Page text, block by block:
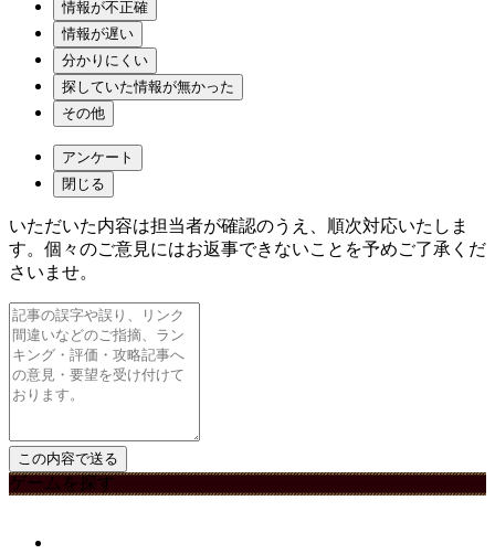
情報が不正確
情報が遅い
分かりにくい
探していた情報が無かった
その他
アンケート
閉じる
いただいた内容は担当者が確認のうえ、順次対応いたしま
す。個々のご意見にはお返事できないことを予めご了承くだ
さいませ。
ゲームを探す